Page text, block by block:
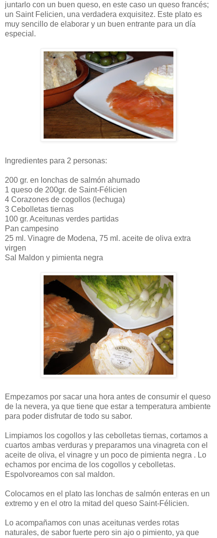
juntarlo con un buen queso, en este caso un queso francés;
un Saint Felicien, una verdadera exquisitez. Este plato es
muy sencillo de elaborar y un buen entrante para un día
especial.
Ingredientes para 2 personas:
200 gr. en lonchas de salmón ahumado
1 queso de 200gr. de Saint-Félicien
4 Corazones de cogollos (lechuga)
3 Cebolletas tiernas
100 gr. Aceitunas verdes partidas
Pan campesino
25 ml. Vinagre de Modena, 75 ml. aceite de oliva extra
virgen
Sal Maldon y pimienta negra
Empezamos por sacar una hora antes de consumir el queso
de la nevera, ya que tiene que estar a temperatura ambiente
para poder disfrutar de todo su sabor.
Limpiamos los cogollos y las cebolletas tiernas, cortamos a
cuartos ambas verduras y preparamos una vinagreta con el
aceite de oliva, el vinagre y un poco de pimienta negra . Lo
echamos por encima de los cogollos y cebolletas.
Espolvoreamos con sal maldon.
Colocamos en el plato las lonchas de salmón enteras en un
extremo y en el otro la mitad del queso Saint-Félicien.
Lo acompañamos con unas aceitunas verdes rotas
naturales, de sabor fuerte pero sin ajo o pimiento, ya que